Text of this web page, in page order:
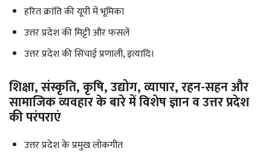
हरित क्रांति की यूपी में भूमिका
उत्तर प्रदेश की मिट्टी और फसलें
उत्तर प्रदेश की सिंचाई प्रणाली, इत्यादि।
शिक्षा, संस्कृति, कृषि, उद्योग, व्यापार, रहन-सहन और
सामाजिक व्यवहार के बारे में विशेष ज्ञान व उत्तर प्रदेश
की परंपराएं
उत्तर प्रदेश के प्रमुख लोकगीत